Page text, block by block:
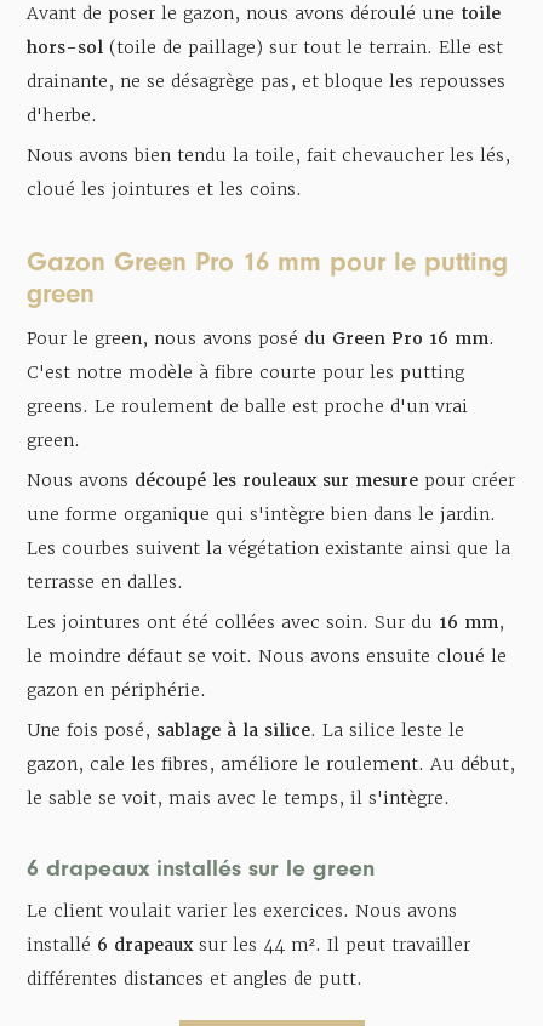
Avant de poser le gazon, nous avons déroulé une toile
hors-sol (toile de paillage) sur tout le terrain. Elle est
drainante, ne se désagrège pas, et bloque les repousses
d'herbe.
Nous avons bien tendu la toile, fait chevaucher les lés,
cloué les jointures et les coins.
Gazon Green Pro 16 mm pour le putting
green
Pour le green, nous avons posé du Green Pro 16 mm.
C'est notre modèle à fibre courte pour les putting
greens. Le roulement de balle est proche d'un vrai
green.
Nous avons découpé les rouleaux sur mesure pour créer
une forme organique qui s'intègre bien dans le jardin.
Les courbes suivent la végétation existante ainsi que la
terrasse en dalles.
Les jointures ont été collées avec soin. Sur du 16 mm,
le moindre défaut se voit. Nous avons ensuite cloué le
gazon en périphérie.
Une fois posé, sablage à la silice. La silice leste le
gazon, cale les fibres, améliore le roulement. Au début,
le sable se voit, mais avec le temps, il s'intègre.
6 drapeaux installés sur le green
Le client voulait varier les exercices. Nous avons
installé 6 drapeauxsur les 44 m². Il peut travailler
différentes distances et angles de putt.